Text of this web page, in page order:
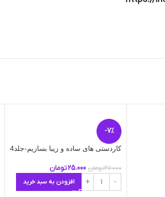
-7%
کاردستی های ساده و زیبا بسازیم-جلد4
27.000تومان 25.000تومان
افزودن به سبد خرید